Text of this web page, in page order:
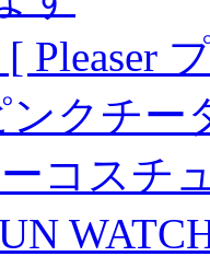
Pleaser
クチー
コスチ